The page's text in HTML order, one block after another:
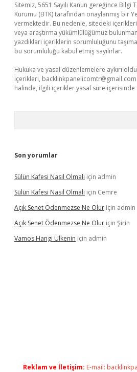
Sitemiz, 5651 Sayılı Kanun gereğince
Kurumu (BTK) tarafından onaylanmış bir
vermektedir. Bu nedenle, sitedeki
veya araştırma yükümlülüğümüz
yazdıkları içeriklerin sorumluluğunu
bu sorumluluğu kabul etmiş sayılırlar.
Hukuka ve yasal düzenlemelere aykırı
içerikleri, backlinkpanelicomtr@gmail.com
halinde, ilgili içerikler yasal süre içerisinde
Son yorumlar
Sülün Kafesi Nasıl Olmalı için admin
Sülün Kafesi Nasıl Olmalı için Cemre
Açık Senet Ödenmezse Ne Olur için admin
Açık Senet Ödenmezse Ne Olur için Şirin
Vamos Hangi Ülkenin için admin
Reklam ve İletişim: E-mail: